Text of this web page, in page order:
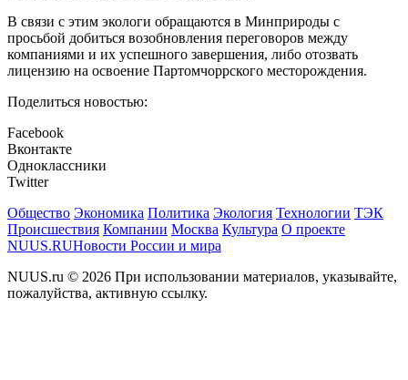
В связи с этим экологи обращаются в Минприроды с
просьбой добиться возобновления переговоров между
компаниями и их успешного завершения, либо отозвать
лицензию на освоение Партомчоррского месторождения.
Поделиться новостью:
Facebook
Вконтакте
Одноклассники
Twitter
Общество Экономика Политика Экология Технологии ТЭК
Происшествия Компании Москва Культура О проекте
NUUS.RUНовости России и мира
NUUS.ru © 2026 При использовании материалов, указывайте,
пожалуйства, активную ссылку.